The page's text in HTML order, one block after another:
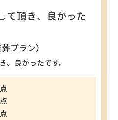
て頂き、良かった
プラン）
、良かったです。